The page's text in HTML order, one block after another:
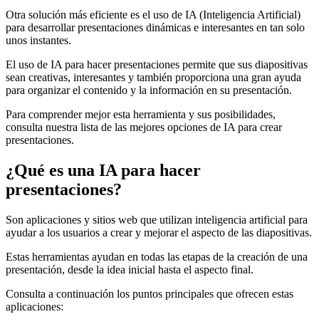
Otra solución más eficiente es el uso de IA (Inteligencia Artificial)
para desarrollar presentaciones dinámicas e interesantes en tan solo
unos instantes.
El uso de IA para hacer presentaciones permite que sus diapositivas
sean creativas, interesantes y también proporciona una gran ayuda
para organizar el contenido y la información en su presentación.
Para comprender mejor esta herramienta y sus posibilidades,
consulta nuestra lista de las mejores opciones de IA para crear
presentaciones.
¿Qué es una IA para hacer
presentaciones?
Son aplicaciones y sitios web que utilizan inteligencia artificial para
ayudar a los usuarios a crear y mejorar el aspecto de las diapositivas.
Estas herramientas ayudan en todas las etapas de la creación de una
presentación, desde la idea inicial hasta el aspecto final.
Consulta a continuación los puntos principales que ofrecen estas
aplicaciones: